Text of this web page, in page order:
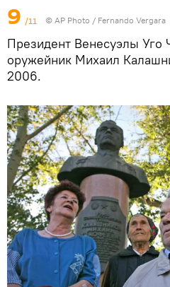
9 /11 © AP Photo / Fernando Vergara
Президент Венесуэлы Уго
оружейник Михаил
2006.